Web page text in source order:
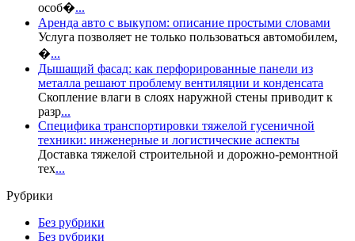
особ�...
Аренда авто с выкупом: описание простыми словами
Услуга позволяет не только пользоваться автомобилем,
�...
Дышащий фасад: как перфорированные панели из
металла решают проблему вентиляции и конденсата
Скопление влаги в слоях наружной стены приводит к
разр...
Специфика транспортировки тяжелой гусеничной
техники: инженерные и логистические аспекты
Доставка тяжелой строительной и дорожно-ремонтной
тех...
Рубрики
Без рубрики
Без рубрики